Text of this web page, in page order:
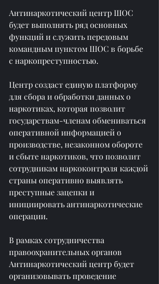
Антинаркотический центр ШОС
будет выполнять ряд основных
функций и служить передовым
командным пунктом ШОС в борьбе
с наркопреступностью.
Центр создаст единую платформу
для сбора и обработки данных о
наркотиках, которая позволит
государствам-членам обмениваться
оперативной информацией о
производстве, незаконном обороте
и сбыте наркотиков, что позволит
сотрудникам наркоконтроля каждой
страны оперативно выявлять
преступные зацепки и
инициировать антинаркотические
операции.
В рамках сотрудничества
правоохранительных органов
Антинаркотический центр будет
организовывать проведение